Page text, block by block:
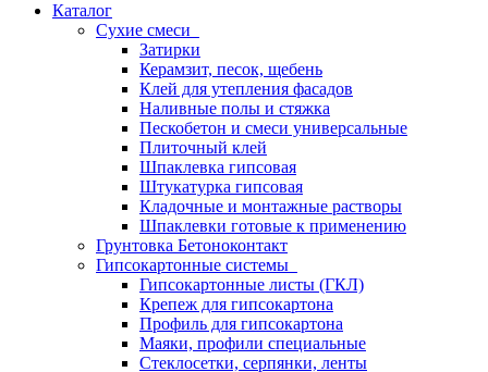
Каталог
Сухие смеси
Затирки
Керамзит, песок, щебень
Клей для утепления фасадов
Наливные полы и стяжка
Пескобетон и смеси универсальные
Плиточный клей
Шпаклевка гипсовая
Штукатурка гипсовая
Кладочные и монтажные растворы
Шпаклевки готовые к применению
Грунтовка Бетоноконтакт
Гипсокартонные системы
Гипсокартонные листы (ГКЛ)
Крепеж для гипсокартона
Профиль для гипсокартона
Маяки, профили специальные
Стеклосетки, серпянки, ленты